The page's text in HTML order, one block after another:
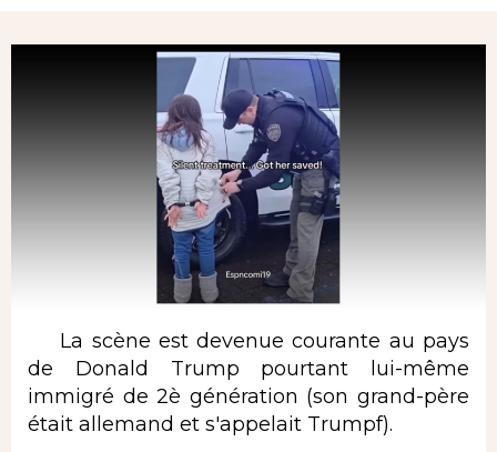
La scène est devenue courante au pays
de Donald Trump pourtant lui-même
immigré de 2è génération (son grand-père
était allemand et s'appelait Trumpf).